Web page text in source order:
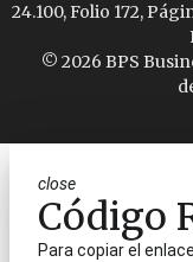
24.100, Folio 172,
© 2026 BPS
close
Código
Para copiar el